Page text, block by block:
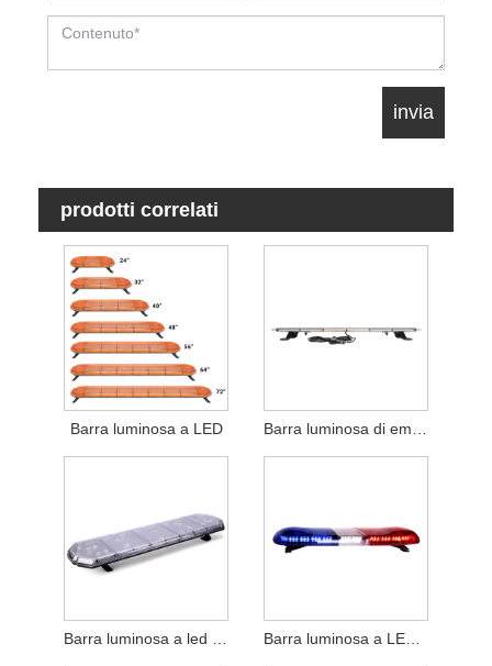
prodotti correlati
Barra luminosa a LED
Barra luminosa a led da tetto bicolore Barra luminosa a LED con altoparlante